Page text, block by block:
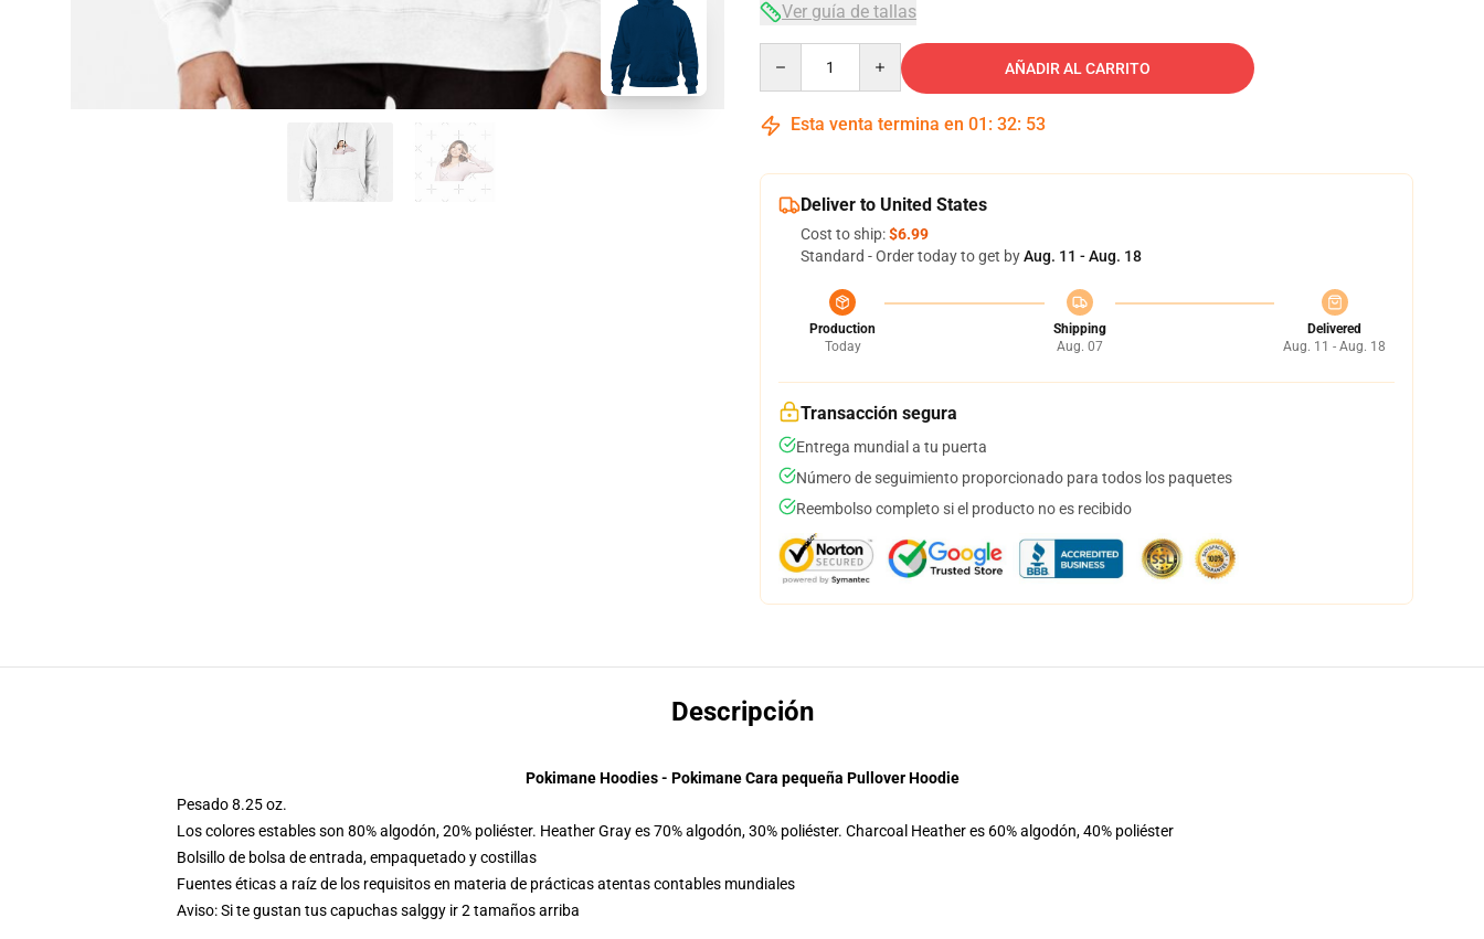
Ver guía de tallas
AÑADIR AL CARRITO
Esta venta termina en 01 : 32: 52
Deliver to United States
Cost to ship:$6.99
Standard - Order today to get byAug. 11 - Aug. 18
Production
Today
Shipping
Aug. 07
Delivered
Aug. 11 - Aug. 18
Transacción segura
Entrega mundial a tu puerta
Número de seguimiento proporcionado para todos los paquetes
Reembolso completo si el producto no es recibido
Descripción
Pokimane Hoodies - Pokimane Cara pequeña Pullover Hoodie
Pesado 8.25 oz.
Los colores estables son 80% algodón, 20% poliéster. Heather Gray es 70% algodón, 30% poliéster. Charcoal Heather es 60% algodón, 40% poliéster
Bolsillo de bolsa de entrada, empaquetado y costillas
Fuentes éticas a raíz de los requisitos en materia de prácticas atentas contables mundiales
Aviso: Si te gustan tus capuchas salggy ir 2 tamaños arriba